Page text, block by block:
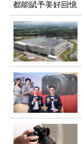
都能賦予美好回憶